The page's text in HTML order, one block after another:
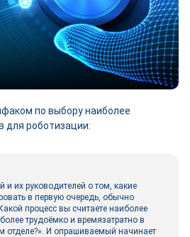
по выбору наиболее
для роботизации:
и их руководителей о том, какие
в первую очередь, обычно
процесс вы считаете наиболее
трудоёмко и времязатратно в
отделе?». И опрашиваемый начинает